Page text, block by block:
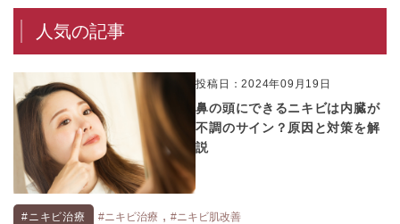
人気の記事
投稿日：2024年09月19日
鼻の頭にできるニキビは内臓が
不調のサイン？原因と対策を解
説
#ニキビ治療 #ニキビ治療 , #ニキビ肌改善